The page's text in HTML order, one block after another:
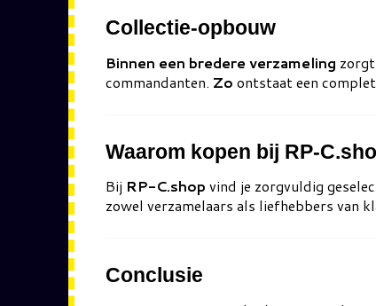
Collectie-opbouw
Binnen een bredere verzameling
commandanten. Zo ontstaat een
Waarom kopen bij RP-
Bij RP-C.shop vind je zorgvuldig
zowel verzamelaars als liefhebbers van
Conclusie